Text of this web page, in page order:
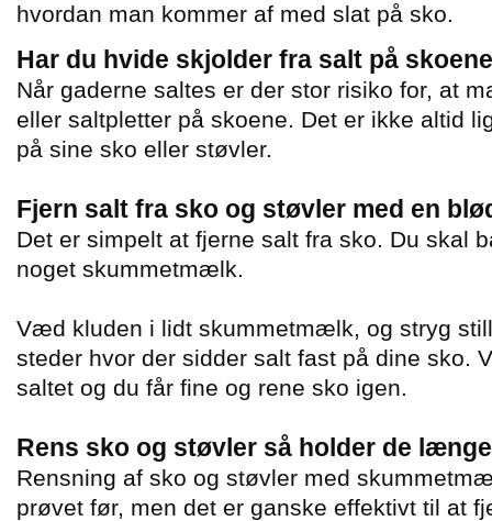
hvordan man kommer af med slat på sko.
Har du hvide skjolder fra salt på
Når gaderne saltes er der stor risiko for, at
eller saltpletter på skoene. Det er ikke altid
på sine sko eller støvler.
Fjern salt fra sko og støvler med en
Det er simpelt at fjerne salt fra sko. Du skal
noget skummetmælk.
Væd kluden i lidt skummetmælk, og stryg
steder hvor der sidder salt fast på dine sko.
saltet og du får fine og rene sko igen.
Rens sko og støvler så holder de
Rensning af sko og støvler med
prøvet før, men det er ganske effektivt til at